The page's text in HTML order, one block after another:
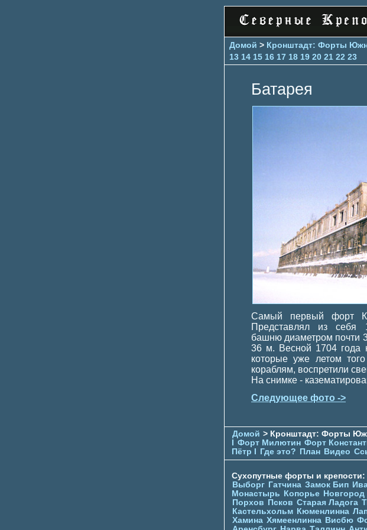
Домой > Кронштадт: Форты
13 14 15 16 17 18 19 20 21 22 23
Батарея
Самый первый форт
Представлял из себя
башню диаметром почти
36 м. Весной 1704 года
которые уже летом
кораблям, воспретили
На снимке -
Следующее фото ->
Домой > Кронштадт: Форты
Форт Милютин Форт
Пётр I
Где это? План Видео
Сухопутные форты и крепости:
Выборг Гатчина Замок Бип
Монастырь
Копорье Новгород
Порхов
Псков Старая Ладога
Кастельхольм Кюменлинна
Хамина Хямеенлинна Висбю